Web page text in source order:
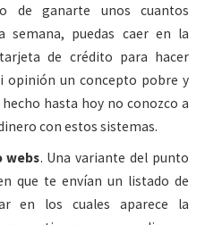
de ganarte unos cuantos
semana, puedas caer en la
de crédito para hacer
opinión un concepto pobre y
hasta hoy no conozco a
con estos sistemas.
webs. Una variante del punto
que te envían un listado de
en los cuales aparece la